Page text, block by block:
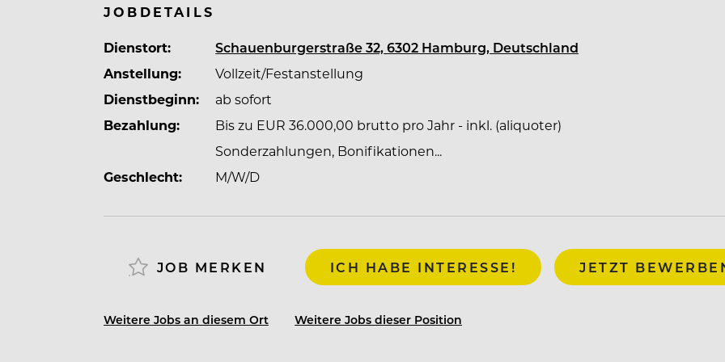
administrativen und operativen Bereichen, sowie dem Recruiting und Crewing bis
JOBDETAILS
Dienstort:
Schauenburgerstraße 32, 6302 Hamburg, Deutschland
Anstellung:
Vollzeit/Festanstellung
Dienstbeginn:
ab sofort
Bezahlung:
Bis zu EUR 36.000,00 brutto pro Jahr - inkl. (aliquoter)
Sonderzahlungen, Bonifikationen...
Geschlecht:
M/W/D
JOB MERKEN ICH HABE INTERESSE! JETZT
Weitere Jobs an diesem Ort Weitere Jobs dieser Position